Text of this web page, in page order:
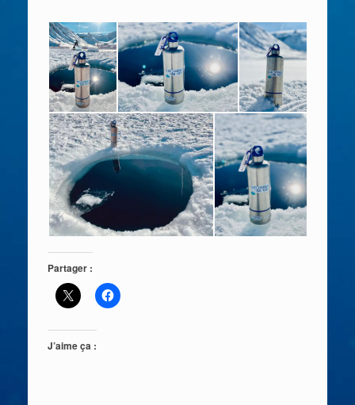
Partager :
J’aime ça :